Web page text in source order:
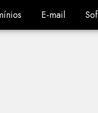
E-mail
E-mail